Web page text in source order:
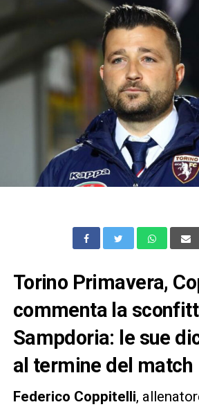
Torino Primavera,
commenta la
Sampdoria: le sue
al termine del match
Federico Coppitelli,